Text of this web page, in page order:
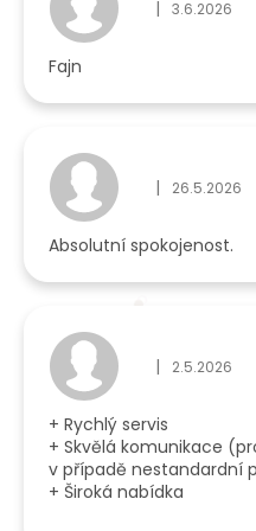
Hodnocení
| 3.6.2026
Fajn
Hodnocení
| 26.5.2026
Absolutní spokojenost.
Hodnocení
| 2.5.2026
+ Rychlý servis
+ Skvělá komunikace
v případě nestandardní
+ Široká nabídka